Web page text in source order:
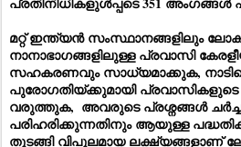
മറ്റ് ഇന്ത്യൻ സംസ്ഥാനങ്ങളിലും
നാനാഭാഗങ്ങളിലുള്ള പ്രവാസി
സഹകരണവും സാധ്യമാക്കുക,
പുരോഗതിയ്ക്കുമായി പ്രവാസികളുടെ
വരുത്തുക,  അവരുടെ പ്രശ്നങ്ങൾ